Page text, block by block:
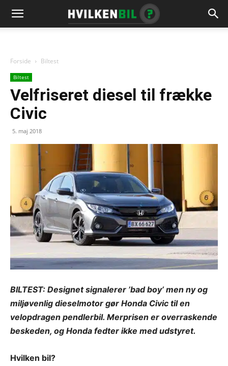
Forside Biltest
Biltest
Velfriseret diesel til frække
Civic
5. maj 2018
BILTEST: Designet signalerer ’bad boy’ men ny og
miljøvenlig dieselmotor gør Honda Civic til en
velopdragen pendlerbil. Merprisen er overraskende
beskeden, og Honda fedter ikke med udstyret.
Hvilken bil?